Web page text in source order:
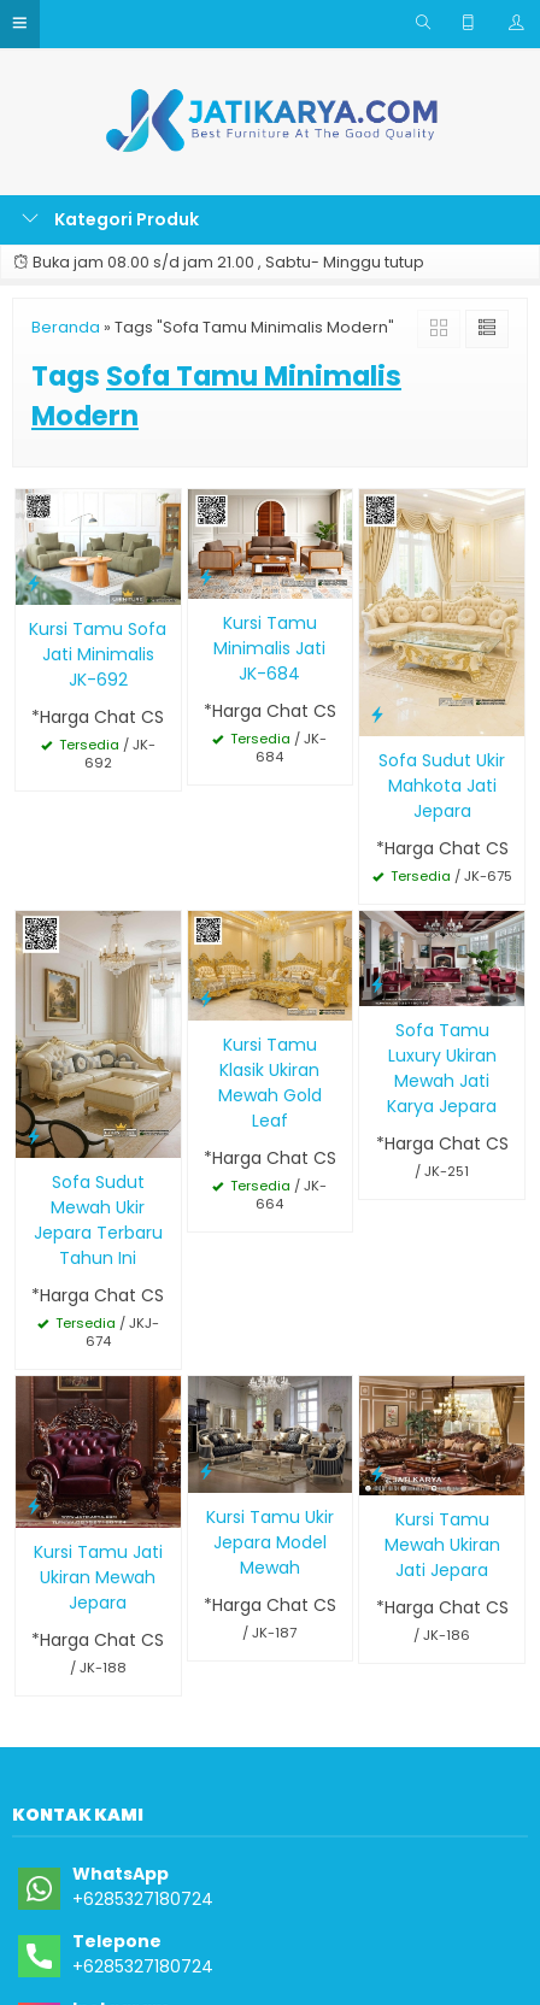
Kategori Produk
Buka jam 08.00 s/d jam 21.00 , Sabtu- Minggu tutup
Beranda » Tags "Sofa Tamu Minimalis Modern"
Tags Sofa Tamu Minimalis
Modern
Kursi Tamu Sofa
Jati Minimalis
JK-692
*Harga Chat CS
Tersedia / JK-
692
Kursi Tamu
Minimalis Jati
JK-684
*Harga Chat CS
Tersedia / JK-
684
Sofa Sudut Ukir
Mahkota Jati
Jepara
*Harga Chat CS
Tersedia / JK-675
Sofa Sudut
Mewah Ukir
Jepara Terbaru
Tahun Ini
*Harga Chat CS
Tersedia / JKJ-
674
Kursi Tamu
Klasik Ukiran
Mewah Gold
Leaf
*Harga Chat CS
Tersedia / JK-
664
Sofa Tamu
Luxury Ukiran
Mewah Jati
Karya Jepara
*Harga Chat CS
/ JK-251
Kursi Tamu Jati
Ukiran Mewah
Jepara
*Harga Chat CS
/ JK-188
Kursi Tamu Ukir
Jepara Model
Mewah
*Harga Chat CS
/ JK-187
Kursi Tamu
Mewah Ukiran
Jati Jepara
*Harga Chat CS
/ JK-186
KONTAK KAMI
WhatsApp
+6285327180724
Telepone
+6285327180724